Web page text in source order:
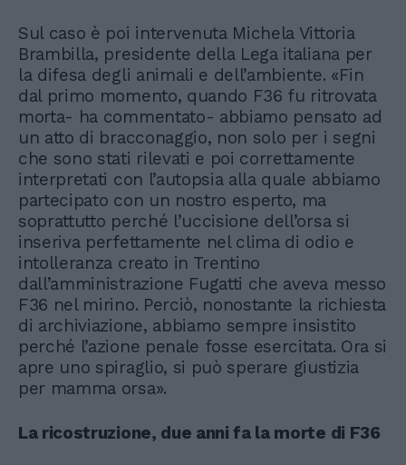
Sul caso è poi intervenuta Michela Vittoria
Brambilla, presidente della Lega italiana per
la difesa degli animali e dell’ambiente. «Fin
dal primo momento, quando F36 fu ritrovata
morta- ha commentato- abbiamo pensato ad
un atto di bracconaggio, non solo per i segni
che sono stati rilevati e poi correttamente
interpretati con l’autopsia alla quale abbiamo
partecipato con un nostro esperto, ma
soprattutto perché l’uccisione dell’orsa si
inseriva perfettamente nel clima di odio e
intolleranza creato in Trentino
dall’amministrazione Fugatti che aveva messo
F36 nel mirino. Perciò, nonostante la richiesta
di archiviazione, abbiamo sempre insistito
perché l’azione penale fosse esercitata. Ora si
apre uno spiraglio, si può sperare giustizia
per mamma orsa».
La ricostruzione, due anni fa la morte di F36